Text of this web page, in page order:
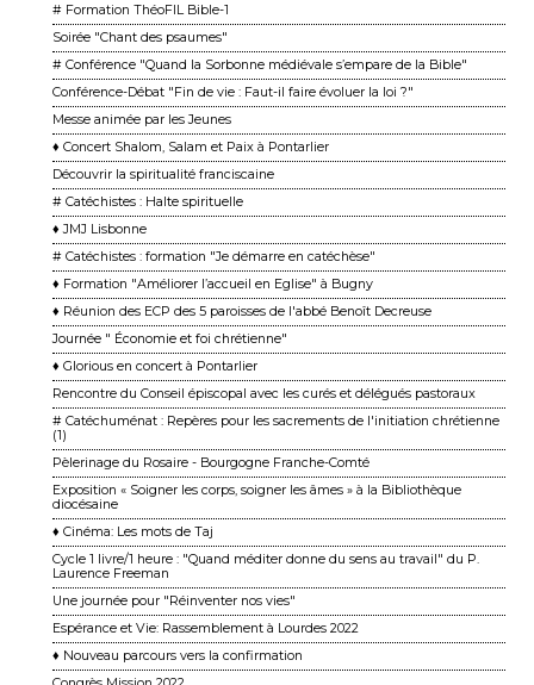
# Formation ThéoFIL Bible-1
Soirée "Chant des psaumes"
# Conférence "Quand la Sorbonne médiévale s’empare de la Bible"
Conférence-Débat "Fin de vie : Faut-il faire évoluer la loi ?"
Messe animée par les Jeunes
♦ Concert Shalom, Salam et Paix à Pontarlier
Découvrir la spiritualité franciscaine
# Catéchistes : Halte spirituelle
♦ JMJ Lisbonne
# Catéchistes : formation "Je démarre en catéchèse"
♦ Formation "Améliorer l’accueil en Eglise" à Bugny
♦ Réunion des ECP des 5 paroisses de l'abbé Benoît Decreuse
Journée " Économie et foi chrétienne"
♦ Glorious en concert à Pontarlier
Rencontre du Conseil épiscopal avec les curés et délégués pastoraux
# Catéchuménat : Repères pour les sacrements de l'initiation chrétienne
(1)
Pèlerinage du Rosaire - Bourgogne Franche-Comté
Exposition « Soigner les corps, soigner les âmes » à la Bibliothèque
diocésaine
♦ Cinéma: Les mots de Taj
Cycle 1 livre/1 heure : "Quand méditer donne du sens au travail" du P.
Laurence Freeman
Une journée pour "Réinventer nos vies"
Espérance et Vie: Rassemblement à Lourdes 2022
♦ Nouveau parcours vers la confirmation